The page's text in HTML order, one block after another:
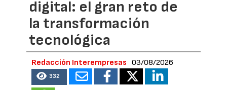
digital: el gran reto de
la transformación
tecnológica
Redacción Interempresas 03/08/2026
332